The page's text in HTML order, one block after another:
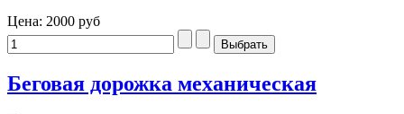
Цена: 2000 руб
Беговая дорожка механическая